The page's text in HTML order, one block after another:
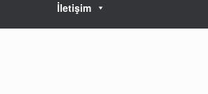
İletişim